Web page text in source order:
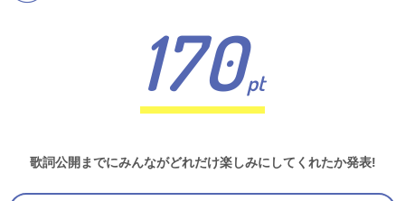
170pt
歌詞公開までにみんながどれだけ楽しみにしてくれたか発表!